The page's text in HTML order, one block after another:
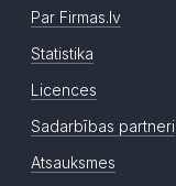
Par Firmas.lv
Statistika
Licences
Sadarbības partneri
Atsauksmes